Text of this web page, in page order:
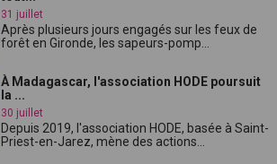
31 juillet
Après plusieurs jours engagés sur les feux de
forêt en Gironde, les sapeurs-pomp...
À Madagascar, l'association HODE poursuit
la ...
30 juillet
Depuis 2019, l'association HODE, basée à Saint-
Priest-en-Jarez, mène des actions...